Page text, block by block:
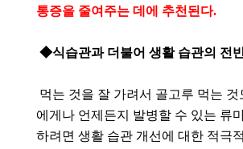
통증을 줄여주는 데에 추천된다.
◆식습관과 더불어 생활 습관의 전
먹는 것을 잘 가려서 골고루 먹는
에게나 언제든지 발병할 수 있는 류
하려면 생활 습관 개선에 대한 적극